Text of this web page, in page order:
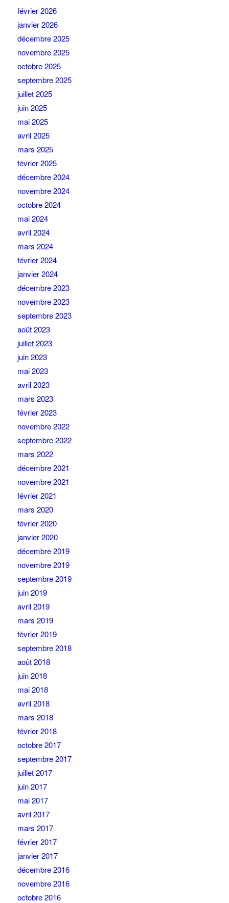
février 2026
janvier 2026
décembre 2025
novembre 2025
octobre 2025
septembre 2025
juillet 2025
juin 2025
mai 2025
avril 2025
mars 2025
février 2025
décembre 2024
novembre 2024
octobre 2024
mai 2024
avril 2024
mars 2024
février 2024
janvier 2024
décembre 2023
novembre 2023
septembre 2023
août 2023
juillet 2023
juin 2023
mai 2023
avril 2023
mars 2023
février 2023
novembre 2022
septembre 2022
mars 2022
décembre 2021
novembre 2021
février 2021
mars 2020
février 2020
janvier 2020
décembre 2019
novembre 2019
septembre 2019
juin 2019
avril 2019
mars 2019
février 2019
septembre 2018
août 2018
juin 2018
mai 2018
avril 2018
mars 2018
février 2018
octobre 2017
septembre 2017
juillet 2017
juin 2017
mai 2017
avril 2017
mars 2017
février 2017
janvier 2017
décembre 2016
novembre 2016
octobre 2016